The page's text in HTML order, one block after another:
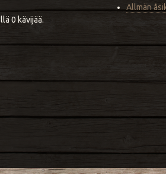
0 kävijää.
Allmän